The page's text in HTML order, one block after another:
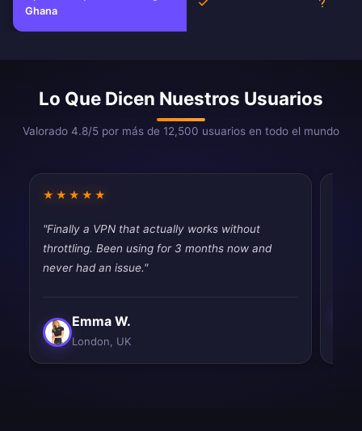
Ghana
Lo Que Dicen Nuestros Usuarios
Valorado 4.8/5 por más de 12,500 usuarios en todo el mundo
★★★★★
"Finally a VPN that actually works without
throttling. Been using for 3 months now and
never had an issue."
Emma W.
London, UK